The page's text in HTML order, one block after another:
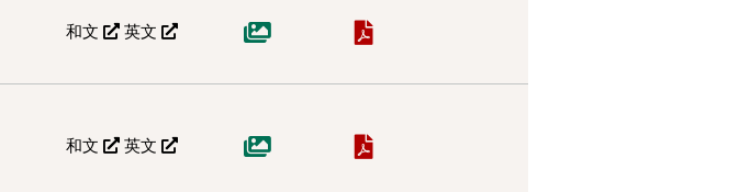
和文 英文
和文 英文